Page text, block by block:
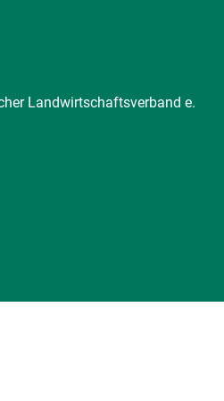
Landwirtschaftsverband e.